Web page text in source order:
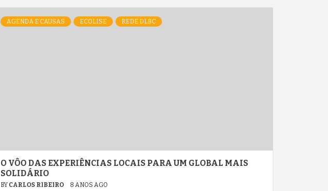
AGENDA E CAUSAS ECOLISE REDE DLBC
O VÔO DAS EXPERIÊNCIAS LOCAIS PARA UM GLOBAL MAIS
SOLIDÁRIO
BY CARLOS RIBEIRO 8 ANOS AGO